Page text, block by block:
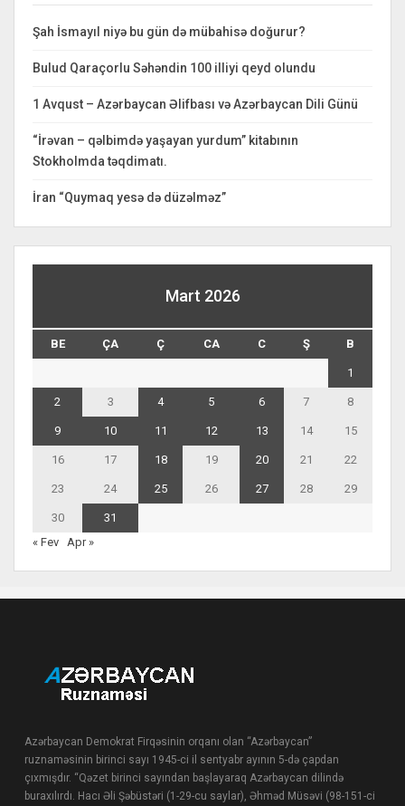
Şah İsmayıl niyə bu gün də mübahisə doğurur?
Bulud Qaraçorlu Səhəndin 100 illiyi qeyd olundu
1 Avqust – Azərbaycan Əlifbası və Azərbaycan Dili Günü
“İrəvan – qəlbimdə yaşayan yurdum” kitabının
Stokholmda təqdimatı.
İran “Quymaq yesə də düzəlməz”
Mart 2026
BE ÇA Ç CA C Ş B
1
2 3 4 5 6 7 8
9 10 11 12 13 14 15
16 17 18 19 20 21 22
23 24 25 26 27 28 29
30
31
« Fev Apr »
Azərbaycan Demokrat Firqəsinin orqanı olan “Azərbaycan”
ruznaməsinin birinci sayı 1945-ci il sentyabr ayının 5-də çapdan
çıxmışdır. “Qəzet birinci sayından başlayaraq Azərbaycan dilində
buraxılırdı. Hacı Əli Şəbüstəri (1-29-cu saylar), Əhməd Müsəvi (98-151-ci